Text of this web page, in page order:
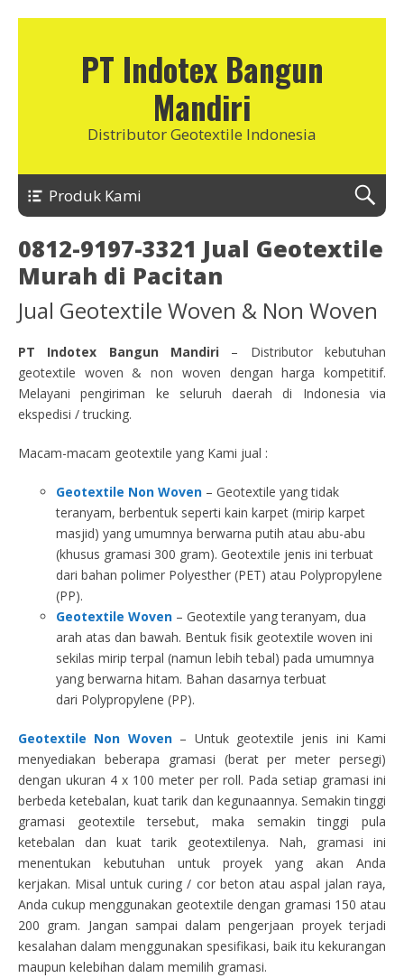
PT Indotex Bangun
Mandiri
Distributor Geotextile Indonesia
Produk Kami
0812-9197-3321 Jual Geotextile
Murah di Pacitan
Jual Geotextile Woven & Non Woven
PT Indotex Bangun Mandiri – Distributor kebutuhan
geotextile woven & non woven dengan harga kompetitif.
Melayani pengiriman ke seluruh daerah di Indonesia via
ekspedisi / trucking.
Macam-macam geotextile yang Kami jual :
Geotextile Non Woven – Geotextile yang tidak
teranyam, berbentuk seperti kain karpet (mirip karpet
masjid) yang umumnya berwarna putih atau abu-abu
(khusus gramasi 300 gram). Geotextile jenis ini terbuat
dari bahan polimer Polyesther (PET) atau Polypropylene
(PP).
Geotextile Woven – Geotextile yang teranyam, dua
arah atas dan bawah. Bentuk fisik geotextile woven ini
sekilas mirip terpal (namun lebih tebal) pada umumnya
yang berwarna hitam. Bahan dasarnya terbuat
dari Polypropylene (PP).
Geotextile Non Woven– Untuk geotextile jenis ini Kami
menyediakan beberapa gramasi (berat per meter persegi)
dengan ukuran 4 x 100 meter per roll. Pada setiap gramasi ini
berbeda ketebalan, kuat tarik dan kegunaannya. Semakin tinggi
gramasi geotextile tersebut, maka semakin tinggi pula
ketebalan dan kuat tarik geotextilenya. Nah, gramasi ini
menentukan kebutuhan untuk proyek yang akan Anda
kerjakan. Misal untuk curing / cor beton atau aspal jalan raya,
Anda cukup menggunakan geotextile dengan gramasi 150 atau
200 gram. Jangan sampai dalam pengerjaan proyek terjadi
kesalahan dalam menggunakan spesifikasi, baik itu kekurangan
maupun kelebihan dalam memilih gramasi.